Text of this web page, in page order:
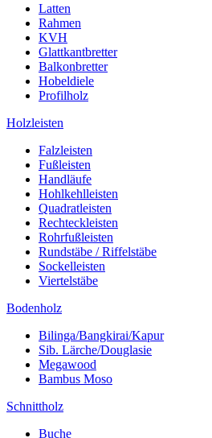
Latten
Rahmen
KVH
Glattkantbretter
Balkonbretter
Hobeldiele
Profilholz
Holzleisten
Falzleisten
Fußleisten
Handläufe
Hohlkehlleisten
Quadratleisten
Rechteckleisten
Rohrfußleisten
Rundstäbe / Riffelstäbe
Sockelleisten
Viertelstäbe
Bodenholz
Bilinga/Bangkirai/Kapur
Sib. Lärche/Douglasie
Megawood
Bambus Moso
Schnittholz
Buche